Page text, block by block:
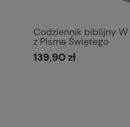
Codziennik biblijny
z Pisma Świętego
139,90 zł